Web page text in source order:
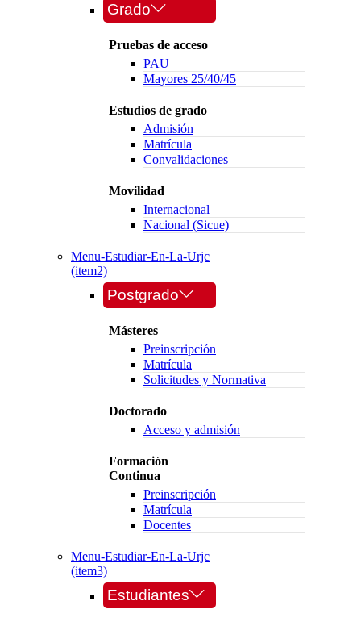
Grado
Pruebas de acceso
PAU
Mayores 25/40/45
Estudios de grado
Admisión
Matrícula
Convalidaciones
Movilidad
Internacional
Nacional (Sicue)
Menu-Estudiar-En-La-Urjc
(item2)
Postgrado
Másteres
Preinscripción
Matrícula
Solicitudes y Normativa
Doctorado
Acceso y admisión
Formación
Continua
Preinscripción
Matrícula
Docentes
Menu-Estudiar-En-La-Urjc
(item3)
Estudiantes